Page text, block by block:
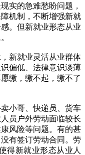
实的急难愁盼问题，
机制，不断增强新就
。但新就业形态从业
新就业灵活从业群体
偏低、法律意识淡薄
缴，缴不起，缴不了
小哥、快递员、货车
员户外劳动面临较长
风险等问题。有的甚
有签订劳动合同。劳
得新就业形态从业人